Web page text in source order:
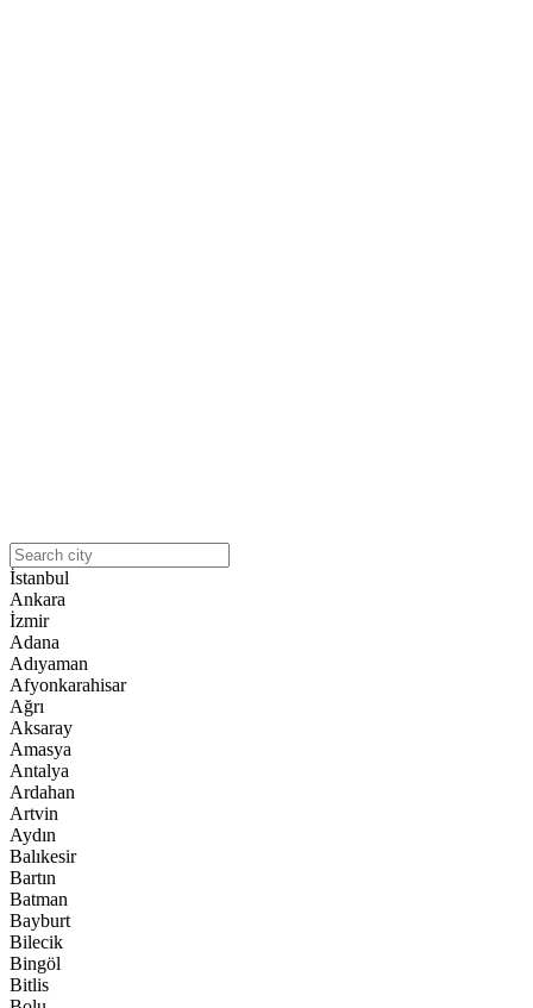
İstanbul
Ankara
İzmir
Adana
Adıyaman
Afyonkarahisar
Ağrı
Aksaray
Amasya
Antalya
Ardahan
Artvin
Aydın
Balıkesir
Bartın
Batman
Bayburt
Bilecik
Bingöl
Bitlis